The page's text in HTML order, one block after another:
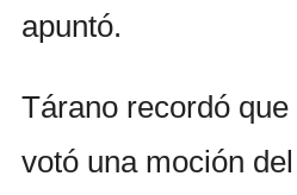
apuntó.
Tárano recordó
votó una moción